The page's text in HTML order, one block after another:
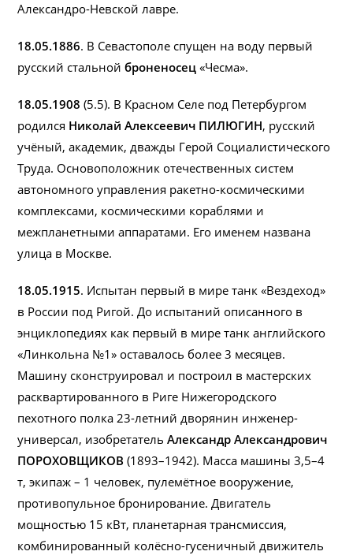
Александро-Невской лавре.
18.05.1886. В Севастополе спущен на воду первый
русский стальнойброненосец «Чесма».
18.05.1908 (5.5). В Красном Селе под Петербургом
родился Николай Алексеевич ПИЛЮГИН, русский
учёный, академик, дважды Герой Социалистического
Труда. Основоположник отечественных систем
автономного управления ракетно-космическими
комплексами, космическими кораблями и
межпланетными аппаратами. Его именем названа
улица в Москве.
18.05.1915. Испытан первый в мире танк «Вездеход»
в России под Ригой. До испытаний описанного в
энциклопедиях как первый в мире танк английского
«Линкольна №1» оставалось более 3 месяцев.
Машину сконструировал и построил в мастерских
расквартированного в Риге Нижегородского
пехотного полка 23-летний дворянин инженер-
универсал, изобретательАлександр Александрович
ПОРОХОВЩИКОВ (1893–1942). Масса машины 3,5–4
т, экипаж – 1 человек, пулемётное вооружение,
противопульное бронирование. Двигатель
мощностью 15 кВт, планетарная трансмиссия,
комбинированный колёсно-гусеничный движитель